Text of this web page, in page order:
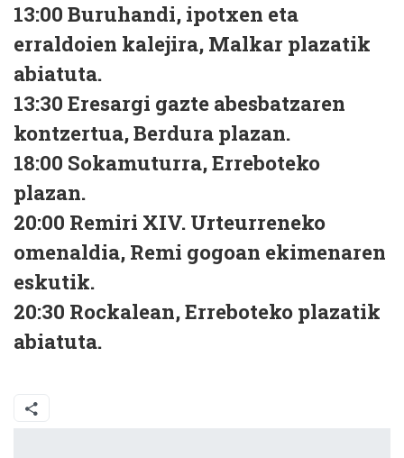
13:00 Buruhandi, ipotxen eta
erraldoien kalejira, Malkar plazatik
abiatuta.
13:30 Eresargi gazte abesbatzaren
kontzertua, Berdura plazan.
18:00 Sokamuturra, Erreboteko
plazan.
20:00 Remiri XIV. Urteurreneko
omenaldia, Remi gogoan ekimenaren
eskutik.
20:30 Rockalean, Erreboteko plazatik
abiatuta.